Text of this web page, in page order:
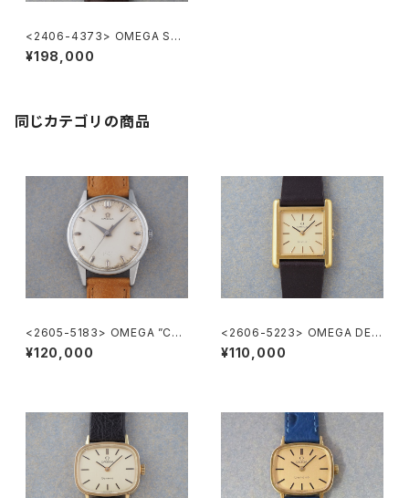
<2406-4373> OMEGA Sea
master 30
¥198,000
同じカテゴリの商品
<2605-5183> OMEGA ”Cal.
285"
¥120,000
<2606-5223> OMEGA DE V
ILLE
¥110,000